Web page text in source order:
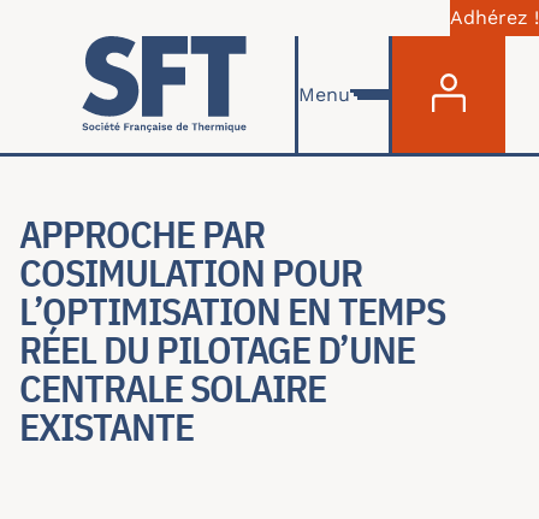
Skip to main content
Adhérez !
Menu
APPROCHE PAR
COSIMULATION POUR
L’OPTIMISATION EN TEMPS
RÉEL DU PILOTAGE D’UNE
CENTRALE SOLAIRE
EXISTANTE